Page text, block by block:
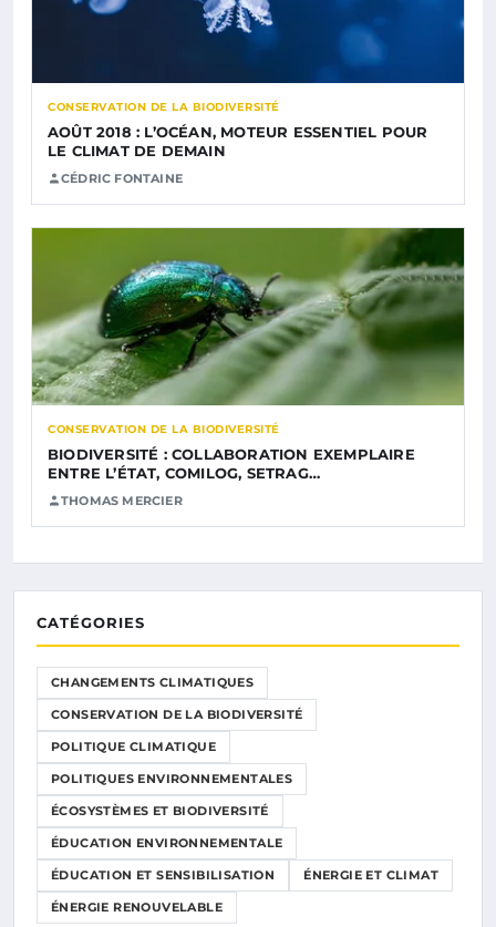
CONSERVATION DE LA BIODIVERSITÉ
AOÛT 2018 : L’OCÉAN, MOTEUR ESSENTIEL POUR
LE CLIMAT DE DEMAIN
CÉDRIC FONTAINE
CONSERVATION DE LA BIODIVERSITÉ
BIODIVERSITÉ : COLLABORATION EXEMPLAIRE
ENTRE L’ÉTAT, COMILOG, SETRAG…
THOMAS MERCIER
CATÉGORIES
CHANGEMENTS CLIMATIQUES
CONSERVATION DE LA BIODIVERSITÉ
POLITIQUE CLIMATIQUE
POLITIQUES ENVIRONNEMENTALES
ÉCOSYSTÈMES ET BIODIVERSITÉ
ÉDUCATION ENVIRONNEMENTALE
ÉDUCATION ET SENSIBILISATION ÉNERGIE ET CLIMAT
ÉNERGIE RENOUVELABLE